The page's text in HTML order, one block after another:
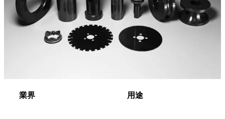
業界 用途